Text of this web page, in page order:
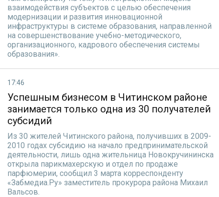
взаимодействия субъектов с целью обеспечения
модернизации и развития инновационной
инфраструктуры в системе образования, направленной
на совершенствование учебно-методического,
организационного, кадрового обеспечения системы
образования».
17:46
Успешным бизнесом в Читинском районе
занимается только одна из 30 получателей
субсидий
Из 30 жителей Читинского района, получивших в 2009-
2010 годах субсидию на начало предпринимательской
деятельности, лишь одна жительница Новокручининска
открыла парикмахерскую и отдел по продаже
парфюмерии, сообщил 3 марта корреспонденту
«Забмедиа.Ру» заместитель прокурора района Михаил
Вальсов.